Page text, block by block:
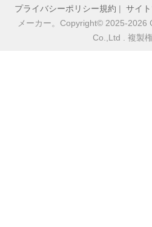
プライバシーポリシー規約 | サイ
メーカー。Copyright© 2025-2026
Co.,Ltd . 複製権